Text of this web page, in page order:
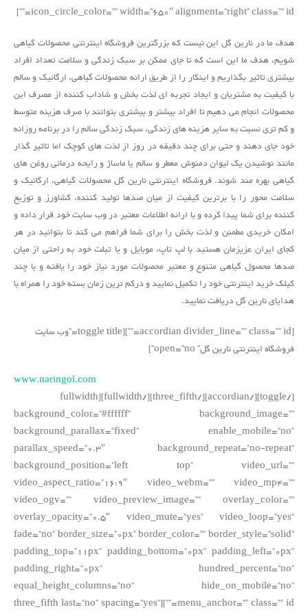
icon_circle_color=”” width=”650″ alignment=”right” class=”” id=””]
هدف ما در نارین گل این نیست که بزرگترین فروشگاه اینترنتی محصولات گیاهی
شویم، هدف ما این است که تا جای ممکن بر سبک زندگی و سلامت تعداد افراد
بیشتری تاثیر بگذاریم و اینکار را از طریق ارائه محصولات گیاهی، ارگانیک و سالم
با کیفیت به مشتریان و ایجاد تجربه ای لذت بخش و شاداب کننده از مصرف این
محصولات انجام می دهیم تا افراد بیشتر و بیشتری بتوانند با صرف هزینه متوسط
و کم تری نسبت به سایر هزینه های زندگی، سبک زندگی سالم را در برنامه روزانه
خود جای دهند و حتی برای چند دقیقه در روز از لذت های کوچک اما تاثیر گذار
مانند نوشیدن یک لیوان دمنوش معطر و سالم یا ماساژ و رایحه درمانی روغن های
گیاهی بهره مند شوند. فروشگاه اینترنتی نارین گل محصولات گیاهی، ارگانیک و
سلامت محور را با برترین کیفیت از میان صدها تولید کننده، کشاورز و توزیع
کننده برای شما پیدا کرده و با ارائه اطلاعات معتبر در وب سایت خود قرار داده و
امکان خریدی مطمئن و لذت بخش را برای شما فراهم می کند تا بتوانید در هر
کجای ایران عزیزمان هستید با لپ تاپ، موبایل و یا تبلت خود به راحتی از میان
صدها محصول گیاهی متنوع و معتبر محصولات مورد نیاز خود را یافته و با چند
کیلک خرید اینترنتی خود را تکمیل نمایید و درکم ترین زمان بسته خود را همراه با
هدایای نارین گل دریافت نمایید.
[accordian divider_line=”” class=”” id=””][toggle title=”وب سایت
فروشگاه اینترنتی نارین گل” open=”no”]
www.naringol.com
[/toggle][/accordian][/three_fifth][/fullwidth][fullwidth
background_color=”#ffffff” background_image=””
background_parallax=”fixed” enable_mobile=”no”
parallax_speed=”0.3″ background_repeat=”no-repeat”
background_position=”left top” video_url=””
video_aspect_ratio=”16:9″ video_webm=”” video_mp4=””
video_ogv=”” video_preview_image=”” overlay_color=””
overlay_opacity=”0.5″ video_mute=”yes” video_loop=”yes”
fade=”no” border_size=”0px” border_color=”” border_style=”solid”
padding_top=”11px” padding_bottom=”0px” padding_left=”0px”
padding_right=”0px” hundred_percent=”no”
equal_height_columns=”no” hide_on_mobile=”no”
menu_anchor=”” class=”” id=””][three_fifth last=”no” spacing=”yes”